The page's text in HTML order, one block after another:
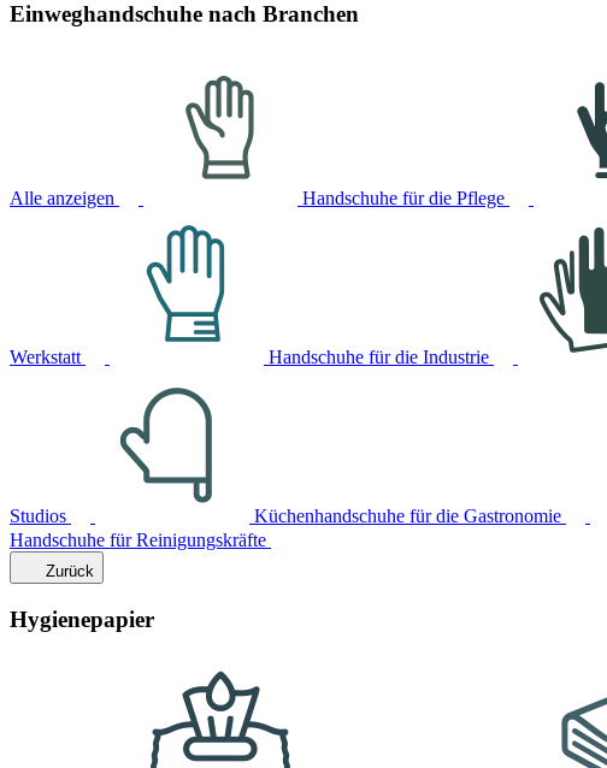
Einweghandschuhe nach Branchen
Alle anzeigen Handschuhe für die Pflege
Werkstatt Handschuhe für die Industrie
Studios Küchenhandschuhe für die Gastronomie
Handschuhe für Reinigungskräfte
Zurück
Hygienepapier